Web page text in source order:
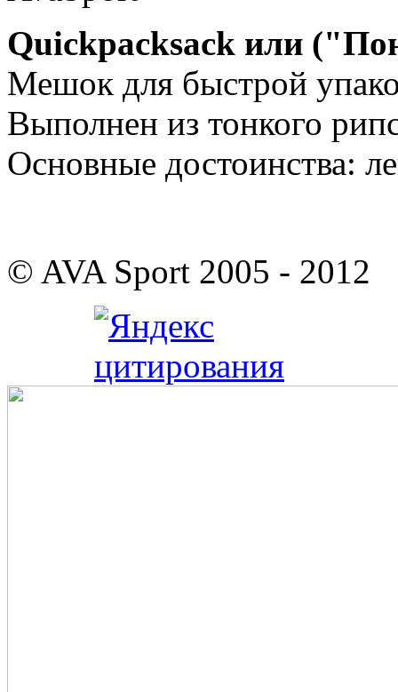
Quickpacksack или
Мешок для быстрой
Выполнен из тонкого
Основные достоинства:
© AVA Sport 2005 - 2012